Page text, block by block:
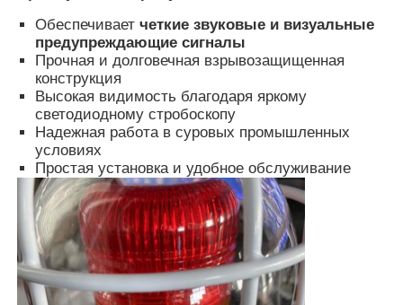
Обеспечиваетчеткие звуковые и визуальные
предупреждающие сигналы
Прочная и долговечная взрывозащищенная
конструкция
Высокая видимость благодаря яркому
светодиодному стробоскопу
Надежная работа в суровых промышленных
условиях
Простая установка и удобное обслуживание